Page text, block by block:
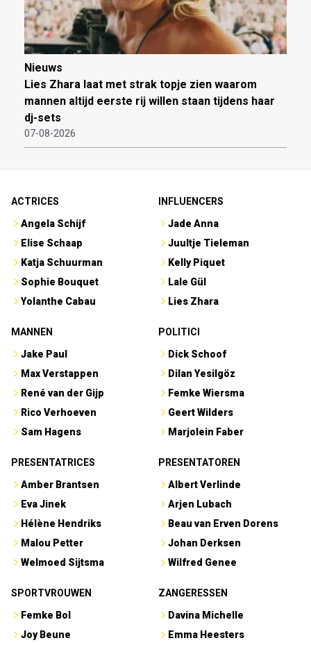
Nieuws
Lies Zhara laat met strak topje zien waarom
mannen altijd eerste rij willen staan tijdens haar
dj-sets
07-08-2026
ACTRICES
Angela Schijf
Elise Schaap
Katja Schuurman
Sophie Bouquet
Yolanthe Cabau
INFLUENCERS
Jade Anna
Juultje Tieleman
Kelly Piquet
Lale Gül
Lies Zhara
MANNEN
Jake Paul
Max Verstappen
René van der Gijp
Rico Verhoeven
Sam Hagens
POLITICI
Dick Schoof
Dilan Yesilgöz
Femke Wiersma
Geert Wilders
Marjolein Faber
PRESENTATRICES
Amber Brantsen
Eva Jinek
Hélène Hendriks
Malou Petter
Welmoed Sijtsma
PRESENTATOREN
Albert Verlinde
Arjen Lubach
Beau van Erven Dorens
Johan Derksen
Wilfred Genee
SPORTVROUWEN
Femke Bol
Joy Beune
ZANGERESSEN
Davina Michelle
Emma Heesters